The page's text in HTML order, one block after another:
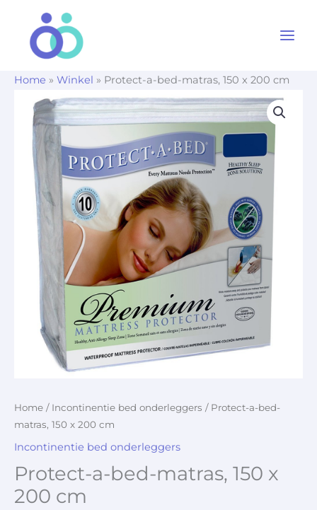
Home » Winkel » Protect-a-bed-matras, 150 x 200 cm
Home / Incontinentie bed onderleggers / Protect-a-bed-
matras, 150 x 200 cm
Incontinentie bed onderleggers
Protect-a-bed-matras, 150 x
200 cm